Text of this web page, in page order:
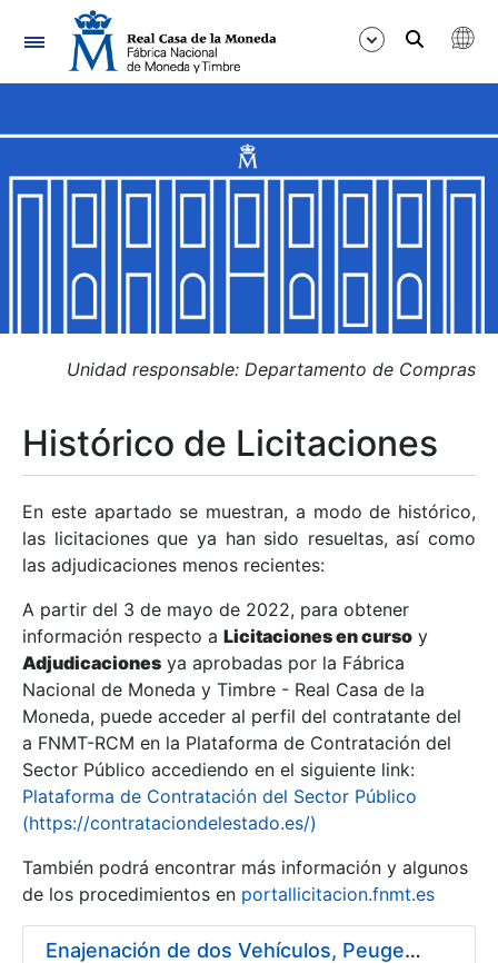
Navegación
Mostrar/Ocultar
Mostrar/Ocultar
Mostrar/Ocultar
Mostrar/Ocultar
Mostrar/Ocultar
Mostrar/Ocultar
Unidad responsable: Departamento de Compras
Histórico de Licitaciones
En este apartado se muestran, a modo de histórico,
las licitaciones que ya han sido resueltas, así como
las adjudicaciones menos recientes:
A partir del 3 de mayo de 2022, para obtener
información respecto a Licitaciones en curso y
Adjudicaciones ya aprobadas por la Fábrica
Nacional de Moneda y Timbre - Real Casa de la
Moneda, puede acceder al perfil del contratante del
a FNMT-RCM en la Plataforma de Contratación del
Sector Público accediendo en el siguiente link:
Plataforma de Contratación del Sector Público
(https://contrataciondelestado.es/)
También podrá encontrar más información y algunos
de los procedimientos en portallicitacion.fnmt.es
Enajenación de dos Vehículos, Peugeot 307 y Peugeot 407